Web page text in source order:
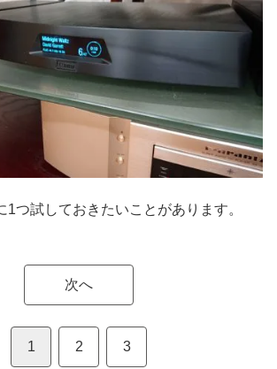
1つ試しておきたいことがあります。
次へ
1 2 3